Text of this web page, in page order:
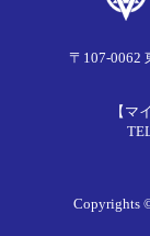
〒107-0062
【マ
Copyrights